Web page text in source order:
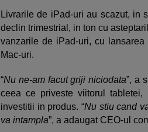
Livrarile de iPad-uri au scazut, in
declin trimestrial, in ton cu
vanzarile de iPad-uri, cu
Mac-uri.
“Nu ne-am facut griji niciodata”, a
ceea ce priveste viitorul
investitii in produs. “Nu stiu cand
va intampla”, a adaugat CEO-ul